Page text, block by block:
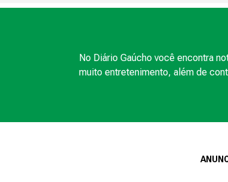
No Diário Gaúcho você encontra
muito entretenimento, além de